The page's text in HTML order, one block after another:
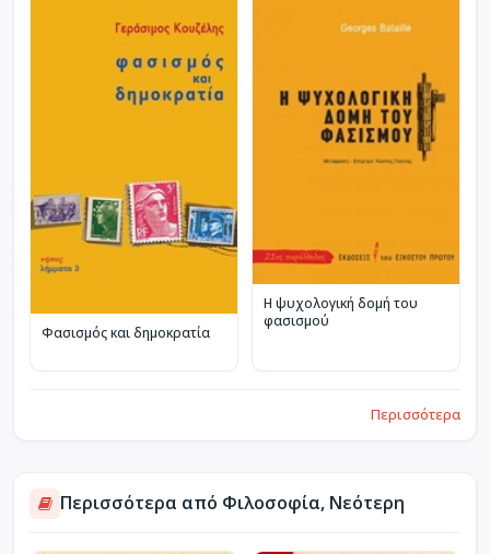
Φασισμός και δημοκρατία
Η ψυχολογική δομή του
φασισμού
Περισσότερα
Περισσότερα από Φιλοσοφία, Νεότερη